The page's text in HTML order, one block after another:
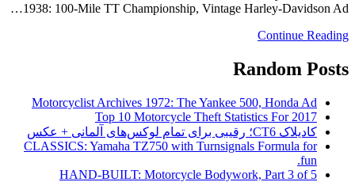
1938: 100-Mile TT Championship, Vintage Harley-Davidson Ad…
Continue Reading
Random Posts
Motorcyclist Archives 1972: The Yankee 500, Honda Ad
Top 10 Motorcycle Theft Statistics For 2017
کادیلاک CT6؛ رقیبی برای تمام لوکس‌های آلمانی + عکس
CLASSICS: Yamaha TZ750 with Turnsignals Formula for
fun.
HAND-BUILT: Motorcycle Bodywork, Part 3 of 5